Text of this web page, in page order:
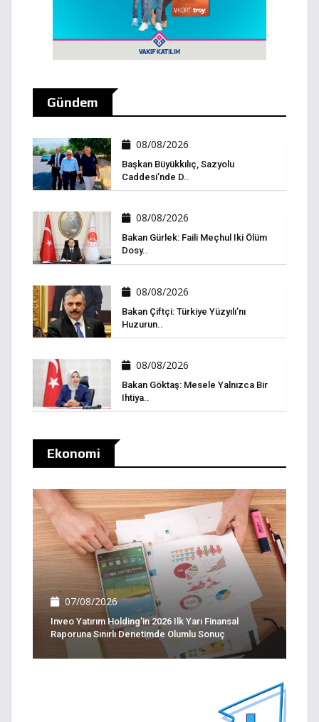
Gündem
08/08/2026
Başkan Büyükkılıç, Sazyolu
Caddesi’nde D..
08/08/2026
Bakan Gürlek: Faili Meçhul Iki Ölüm
Dosy..
08/08/2026
Bakan Çiftçi: Türkiye Yüzyılı’nı
Huzurun..
08/08/2026
Bakan Göktaş: Mesele Yalnızca Bir
Ihtiya..
Ekonomi
07/08/2026
Inveo Yatırım Holding'in 2026 Ilk Yarı Finansal
Raporuna Sınırlı Denetimde Olumlu Sonuç